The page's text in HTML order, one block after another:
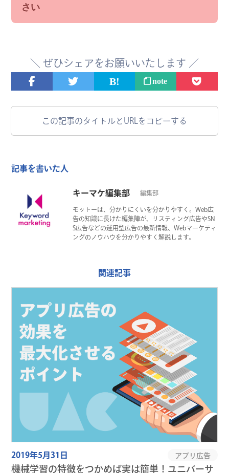
さい
＼ ぜひシェアをお願いいたします ／
note
この記事のタイトルとURLをコピーする
記事を書いた人
キーマケ編集部 編集部
モットーは、分かりにくいを分かりやすく。Web広
告の知識に長けた編集陣が、リスティング広告やSN
S広告などの運用型広告の最新情報、Webマーケティ
ングのノウハウを分かりやすく解説します。
関連記事
2019年5月31日 アプリ広告
機械学習の特徴をつかめば実は簡単！ユニバーサ